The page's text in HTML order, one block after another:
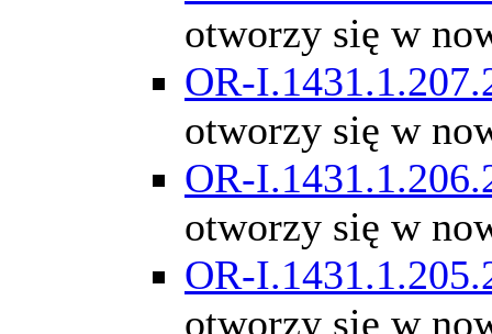
otworzy się w
OR-
otworzy się w
OR-
otworzy się w
OR-
otworzy się w